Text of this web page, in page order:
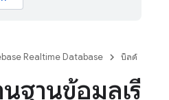
Realtime Database บิลด์
นฐานข้อมูลเรี